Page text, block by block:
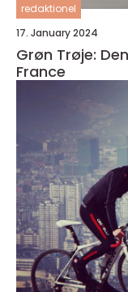
redaktionel
17. January 2024
Grøn Trøje:
France